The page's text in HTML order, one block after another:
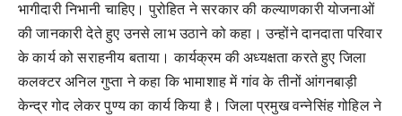
भागीदारी निभानी चाहिए। पुरोहित ने सरकार की कल्याणकारी योजनाओं
की जानकारी देते हुए उनसे लाभ उठाने को कहा। उन्होंने दानदाता परिवार
के कार्य को सराहनीय बताया। कार्यक्रम की अध्यक्षता करते हुए जिला
कलक्टर अनिल गुप्ता ने कहा कि भामाशाह में गांव के तीनों आंगनबाड़ी
केन्द्र गोद लेकर पुण्य का कार्य किया है। जिला प्रमुख वन्नेसिंह गोहिल ने